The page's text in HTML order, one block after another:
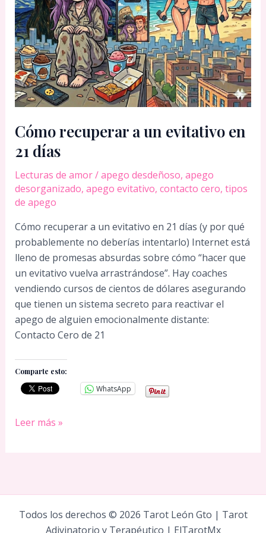
Cómo recuperar a un evitativo en
21 días
Lecturas de amor/apego desdeñoso, apego
desorganizado, apego evitativo, contacto cero, tipos
de apego
Cómo recuperar a un evitativo en 21 días (y por qué
probablemente no deberías intentarlo) Internet está
lleno de promesas absurdas sobre cómo “hacer que
un evitativo vuelva arrastrándose”. Hay coaches
vendiendo cursos de cientos de dólares asegurando
que tienen un sistema secreto para reactivar el
apego de alguien emocionalmente distante:
Contacto Cero de 21
Comparte esto:
WhatsApp
Cómo
en
21
Leer más »
Todos los derechos © 2026 Tarot León Gto | Tarot
Adivinatorio y Terapéutico | ElTarotMx